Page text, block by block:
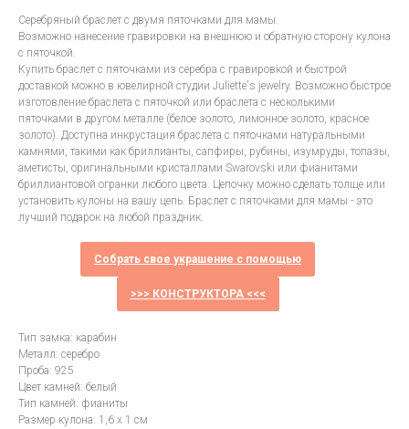
Серебряный браслет с двумя пяточками для мамы.
Возможно нанесение гравировки на внешнюю и обратную сторону кулона
с пяточкой.
Купить браслет с пяточками из серебра с гравировкой и быстрой
доставкой можно в ювелирной студии Juliette's jewelry. Возможно быстрое
изготовление браслета с пяточкой или браслета с несколькими
пяточками в другом металле (белое золото, лимонное золото, красное
золото). Доступна инкрустация браслета с пяточками натуральными
камнями, такими как бриллианты, сапфиры, рубины, изумруды, топазы,
аметисты, оригинальными кристаллами Swarovski или фианитами
бриллиантовой огранки любого цвета. Цепочку можно сделать толще или
установить кулоны на вашу цепь. Браслет с пяточками для мамы - это
лучший подарок на любой праздник.
Собрать свое украшение с помощью
>>> КОНСТРУКТОРА <<<
Тип замка: карабин
Металл: серебро
Проба: 925
Цвет камней: белый
Тип камней: фианиты
Размер кулона: 1,6 х 1 см